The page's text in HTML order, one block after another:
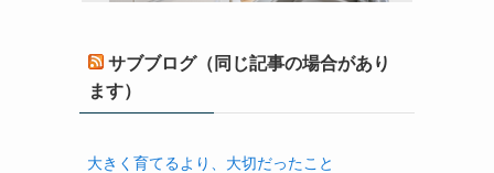
サブブログ（同じ記事の場合があり
ます）
大きく育てるより、大切だったこと